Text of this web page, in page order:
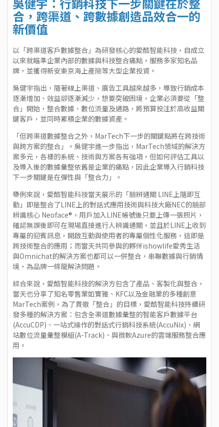
合，跨渠道、跨數據創造品效合一的
新價值
以「跨渠道客戶數據整合」為研發核心的愛酷智能科技，自成立
以來就瞄準企業內部的數據與科技整合痛點，服務多家知名品
牌，並獲得新安東京海上產險等大型企業投資。
吳健宇指出，隨著線上渠道、廣告工具越來越多，導致行銷成本
逐漸增加、效益卻逐漸減少，想要突破困境，企業必須要從「整
合」開始，整合數據、數位流量及通路，將預算投注於高收益關
鍵客戶，並同時累積企業的數據資產。
「但跨渠道數據整合之外，MarTech下一步的關鍵點將在跨技術
與跨方案的整合」。吳健宇進一步指出，MarTech領域的解決方
案多元，各樣的系統、技術與方案各有強項，但如何評估工具以
及導入後的數據彙整依舊是企業的痛點，因此企業導入行銷科技
下一步關鍵是在彈性與「整合力」。
舉例來說，愛酷智能科技當天展示的「臉辨通關 LINE上隨即互
動」即是整合了LINE上的對話式應用技術與科技大廠NEC的臉部
辨識核心 Neoface®，用戶加入LINE帳號後只要上傳一張照片，
確認無誤後即可在現場直接進行人辨識通關，並且於LINE上收到
專屬的迎賓訊息，開啟互動與使用者的專屬個性化服務，這即是
跨技術整合的應用；而當天共同參與的夥伴ishowlife愛秀生活
與Omnichat的解決方案也都可以一併整合，串聯數據與行銷情
境，為品牌一條龍解決問題。
綜合來說，愛酷智能科技的解決方包含了產品、客製化與整合，
當天也分享了知名零售業如寶雅、KFC以及金融業的多種創意
MarTech案例，為了貫徹「整合」的目標，愛酷智能科技持續研
發多種的解決方案：包含全渠道數據彙整的智能客戶數據平台
(AccuCDP)、一站式操作的對話式行銷科技系統(AccuNix)、網
站數位流量彙整模組(A-Track)、與微軟Azure的雲端服務整合應
用。